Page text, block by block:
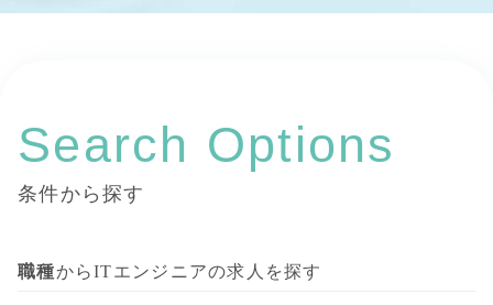
Search Options
条件から探す
職種からITエンジニアの求人を探す